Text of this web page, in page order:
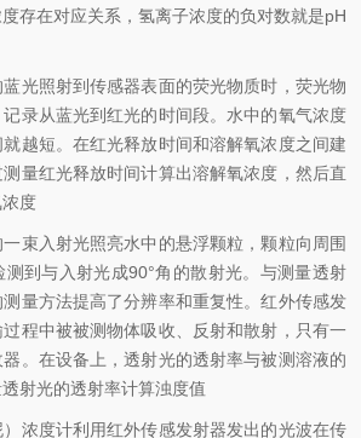
存在对应关系，氢离子浓度的负对数就是pH
光照射到传感器表面的荧光物质时，荧光物
录从蓝光到红光的时间段。水中的氧气浓度
越短。在红光释放时间和溶解氧浓度之间建
量红光释放时间计算出溶解氧浓度，然后直
度
束入射光照亮水中的悬浮颗粒，颗粒向周围
测到与入射光成90°角的散射光。与测量透射
量方法提高了分辨率和重复性。红外传感发
程中被被测物体吸收、反射和散射，只有一
。在设备上，透射光的透射率与被测溶液的
射光的透射率计算浊度值
浓度计利用红外传感发射器发出的光波在传